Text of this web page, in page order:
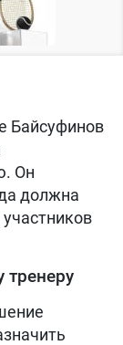
Байсуфинов
Он
должна
тренеру